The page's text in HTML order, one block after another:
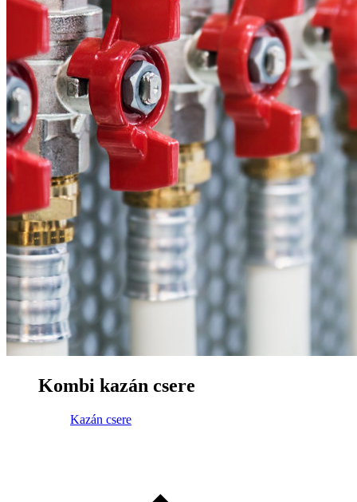
Kombi kazán csere
Kazán csere